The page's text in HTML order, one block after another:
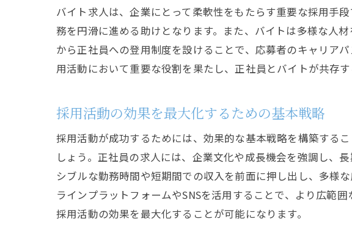
正社員
デジタ
応募者
長期的視
応募者
正社員
魅力的
バイト求人は、企業にとって柔軟性をもたらす重要な採用手
務を円滑に進める助けとなります。また、バイトは多様な人
から正社員への登用制度を設けることで、応募者のキャリア
用活動において重要な役割を果たし、正社員とバイトが共存
採用活動の効果を最大化するための基本戦略
採用活動が成功するためには、効果的な基本戦略を構築する
しょう。正社員の求人には、企業文化や成長機会を強調し、
シブルな勤務時間や短期間での収入を前面に押し出し、多様
ラインプラットフォームやSNSを活用することで、より広範
採用活動の効果を最大化することが可能になります。